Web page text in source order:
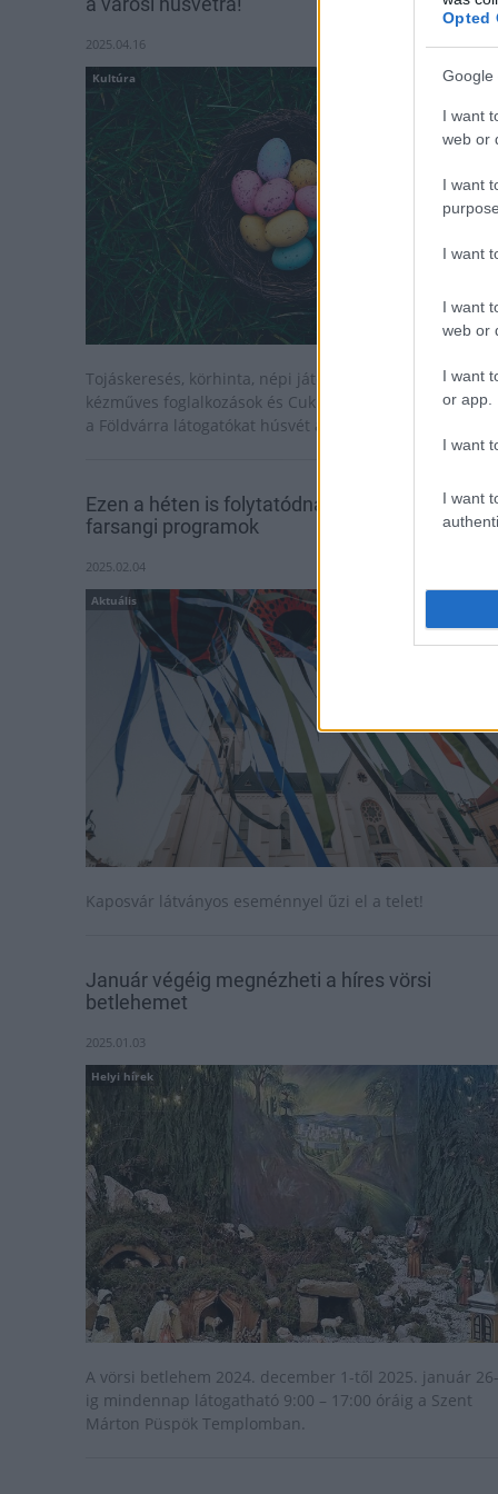
Opted
Google
I want
web or
I want
I want
I want
web or
I want
or app.
I want
I want
2025.04.16
Kultúra
Tojáskeresés, körhinta, népi játékok, arcfestés,
kézműves foglalkozások és Cuki bohóc koncertek várják
a Földvárra látogatókat húsvét alkalmából.
Ezen a héten is folytatódnak a kaposvári
farsangi programok
2025.02.04
Aktuális
Kaposvár látványos eseménnyel űzi el a telet!
Január végéig megnézheti a híres vörsi
betlehemet
2025.01.03
Helyi hírek
A vörsi betlehem 2024. december 1-től 2025. január 26-
ig mindennap látogatható 9:00 – 17:00 óráig a Szent
Márton Püspök Templomban.